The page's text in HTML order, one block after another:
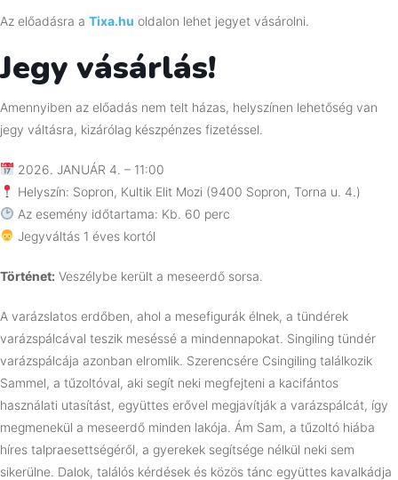
Az előadásra a Tixa.hu oldalon lehet jegyet vásárolni.
Jegy vásárlás!
Amennyiben az előadás nem telt házas, helyszínen lehetőség van
jegy váltásra, kizárólag készpénzes fizetéssel.
2026. JANUÁR 4. – 11:00
Helyszín: Sopron, Kultik Elit Mozi (9400 Sopron, Torna u. 4.)
Az esemény időtartama: Kb. 60 perc
Jegyváltás 1 éves kortól
Történet: Veszélybe került a meseerdő sorsa.
A varázslatos erdőben, ahol a mesefigurák élnek, a tündérek
varázspálcával teszik meséssé a mindennapokat. Singiling tündér
varázspálcája azonban elromlik. Szerencsére Csingiling találkozik
Sammel, a tűzoltóval, aki segít neki megfejteni a kacifántos
használati utasítást, együttes erővel megjavítják a varázspálcát, így
megmenekül a meseerdő minden lakója. Ám Sam, a tűzoltó hiába
híres talpraesettségéről, a gyerekek segítsége nélkül neki sem
sikerülne. Dalok, találós kérdések és közös tánc együttes kavalkádja